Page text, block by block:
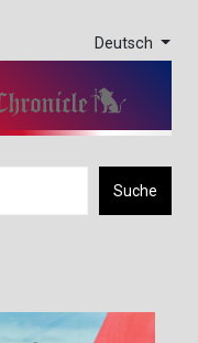
Deutsch
Suche